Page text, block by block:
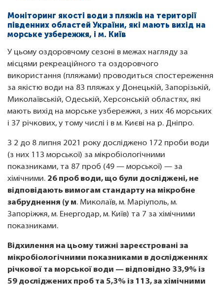
Моніторинг якості води з пляжів на території
південних областей України, які мають вихід на
морське узбережжя, і м. Київ
У цьому оздоровчому сезоні в межах нагляду за
місцями рекреаційного та оздоровчого
використання (пляжами) проводиться спостереження
за якістю води на 83 пляжах у Донецькій, Запорізькій,
Миколаївській, Одеській, Херсонській областях, які
мають вихід на морське узбережжя, з них 46 морських
і 37 річкових, у тому числі і в м. Києві на р. Дніпро.
З 2 до 8 липня 2021 року досліджено 172 проби води
(з них 113 морської) за мікробіологічними
показниками, та 87 проб (49 — морської) — за
хімічними. 26 проб води, що були досліджені, не
відповідають вимогам стандарту на мікробне
забруднення (у м. Миколаїв, м. Маріуполь, м.
Запоріжжя, м. Енергодар, м. Київ) та 7 за хімічними
показниками.
Відхилення на цьому тижні зареєстровані за
мікробіологічними показниками в дослідженнях
річкової та морської води — відповідно 33,9% із
59 досліджених проб та 5,3% із 113, за хімічними